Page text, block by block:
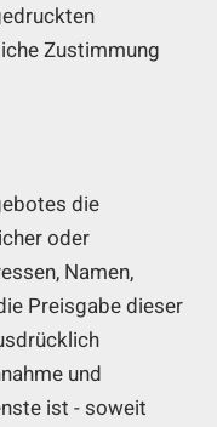
Zustimmung
die
oder
Namen,
Preisgabe dieser
und
ist - soweit